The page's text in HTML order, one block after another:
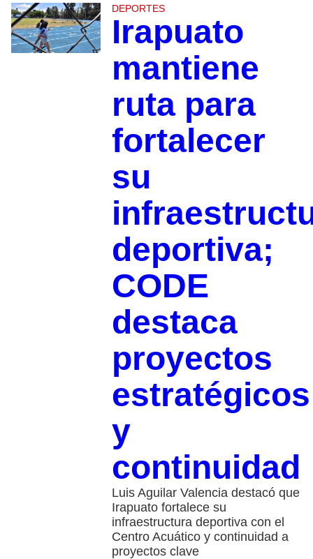
DEPORTES
Irapuato
mantiene
ruta para
fortalecer
su
deportiva;
CODE
destaca
proyectos
estratégicos
y
continuidad
Luis Aguilar Valencia destacó que
Irapuato fortalece su
infraestructura deportiva con el
Centro Acuático y continuidad a
proyectos clave